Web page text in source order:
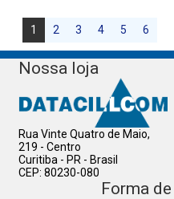
1
2 3 4 5 6
Nossa loja
Rua Vinte Quatro de Maio,
219 - Centro
Curitiba - PR - Brasil
CEP: 80230-080
Forma